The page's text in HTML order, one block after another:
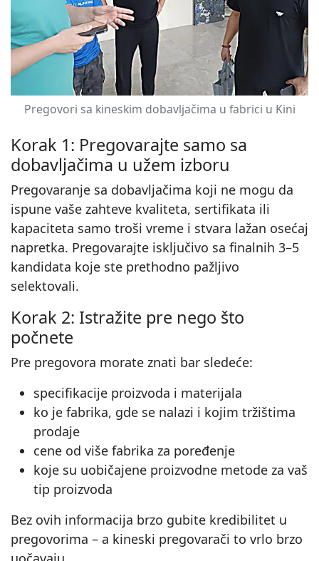
Pregovori sa kineskim dobavljačima u fabrici u Kini
Korak 1: Pregovarajte samo sa
dobavljačima u užem izboru
Pregovaranje sa dobavljačima koji ne mogu da
ispune vaše zahteve kvaliteta, sertifikata ili
kapaciteta samo troši vreme i stvara lažan osećaj
napretka. Pregovarajte isključivo sa finalnih 3–5
kandidata koje ste prethodno pažljivo
selektovali.
Korak 2: Istražite pre nego što
počnete
Pre pregovora morate znati bar sledeće:
specifikacije proizvoda i materijala
ko je fabrika, gde se nalazi i kojim tržištima
prodaje
cene od više fabrika za poređenje
koje su uobičajene proizvodne metode za vaš
tip proizvoda
Bez ovih informacija brzo gubite kredibilitet u
pregovorima – a kineski pregovarači to vrlo brzo